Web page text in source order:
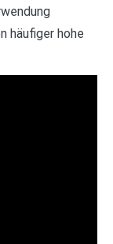
häufiger hohe